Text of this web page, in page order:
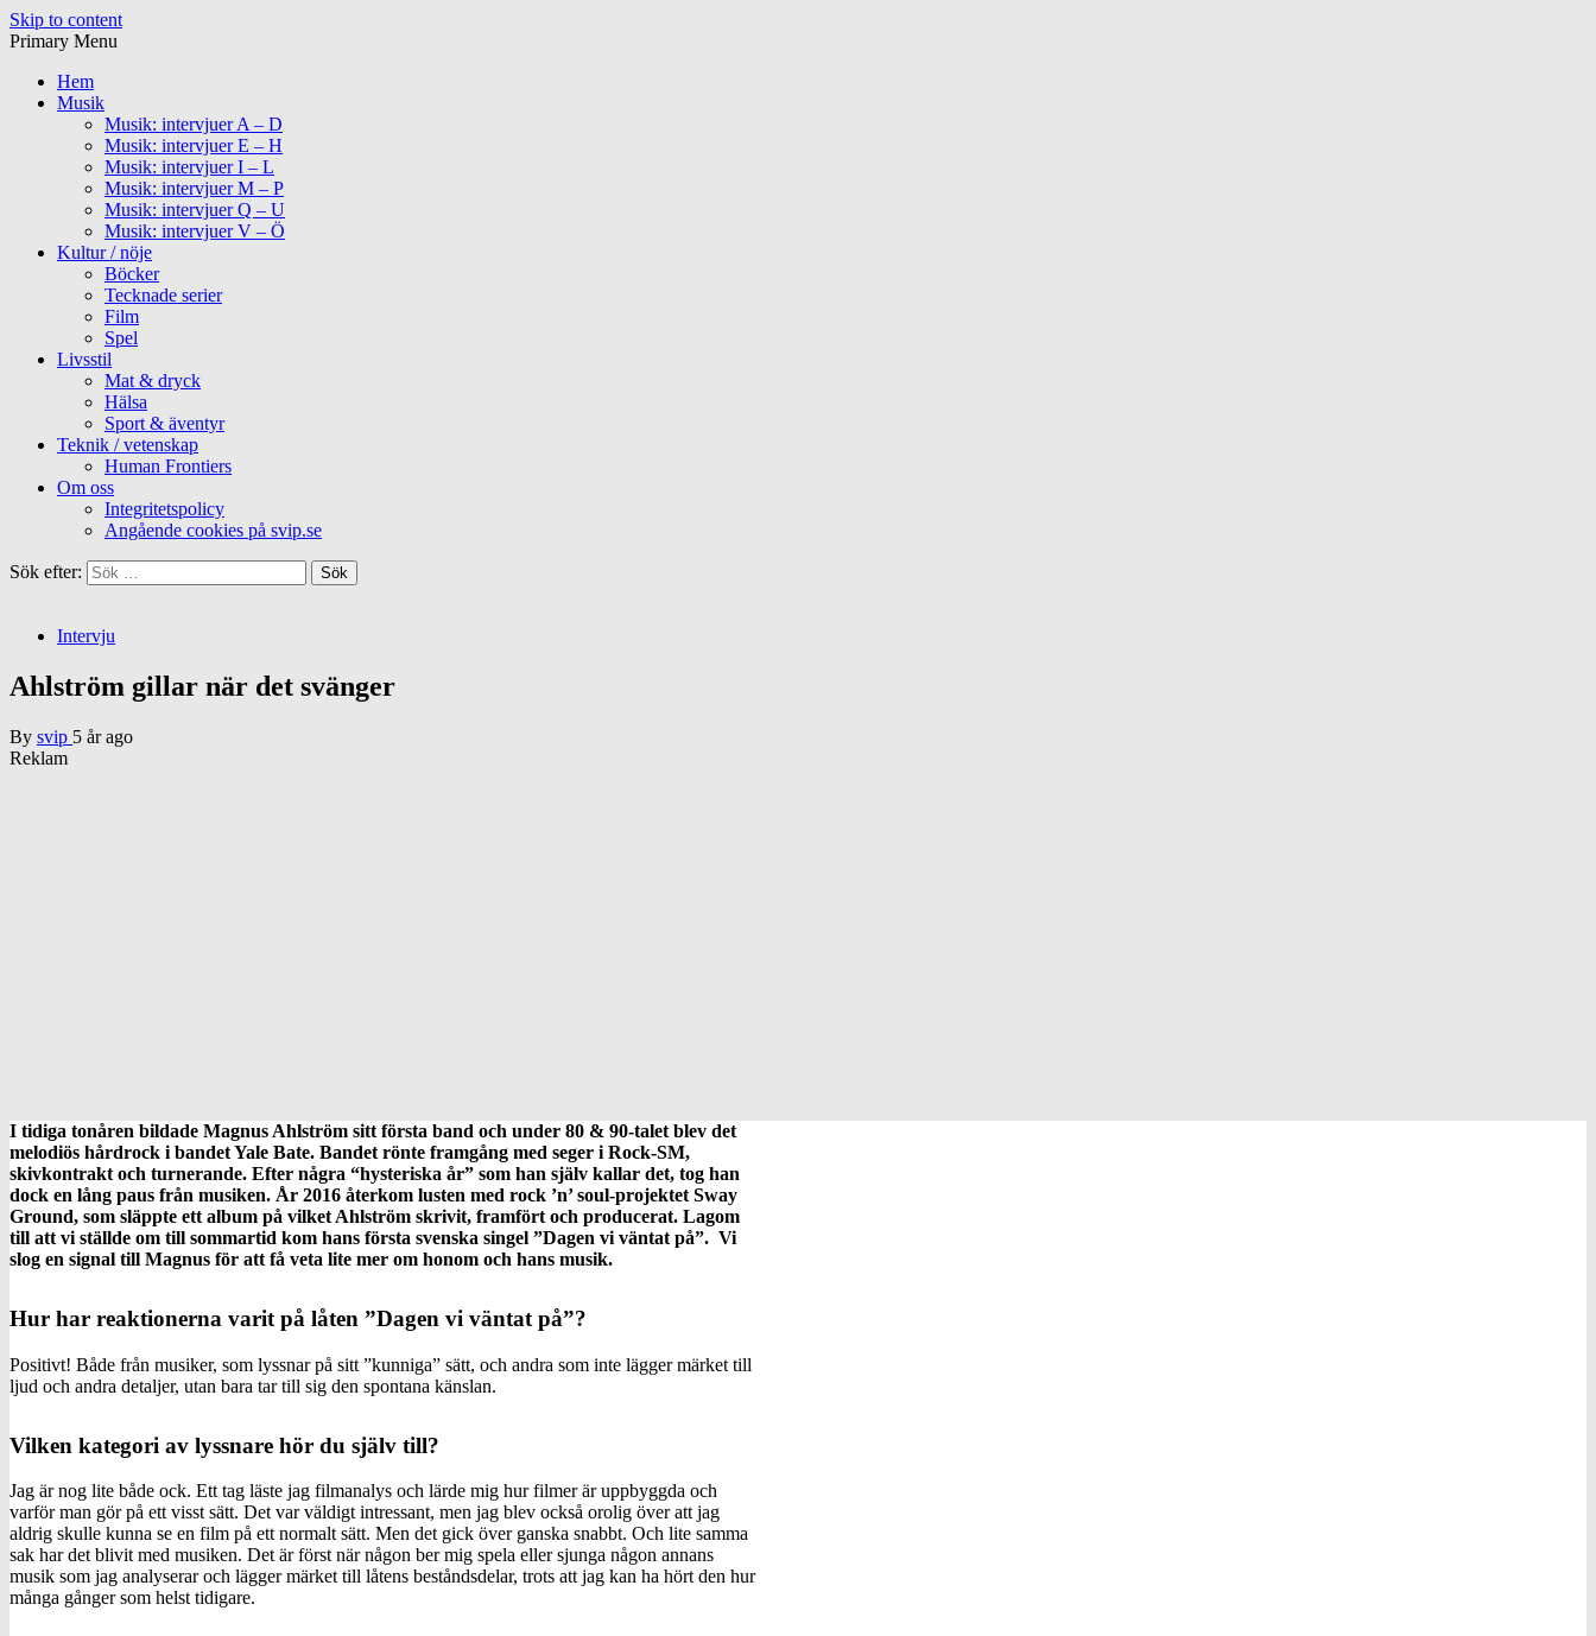
Skip to content
Primary Menu
Hem
Musik
Musik: intervjuer A – D
Musik: intervjuer E – H
Musik: intervjuer I – L
Musik: intervjuer M – P
Musik: intervjuer Q – U
Musik: intervjuer V – Ö
Kultur / nöje
Böcker
Tecknade serier
Film
Spel
Livsstil
Mat & dryck
Hälsa
Sport & äventyr
Teknik / vetenskap
Human Frontiers
Om oss
Integritetspolicy
Angående cookies på svip.se
Sök efter:
Intervju
Ahlström gillar när det svänger
By svip 5 år ago
Reklam
I tidiga tonåren bildade Magnus Ahlström sitt första band och under 80 & 90-talet blev det
melodiös hårdrock i bandet Yale Bate. Bandet rönte framgång med seger i Rock-SM,
skivkontrakt och turnerande. Efter några “hysteriska år” som han själv kallar det, tog han
dock en lång paus från musiken. År 2016 återkom lusten med rock ’n’ soul-projektet Sway
Ground, som släppte ett album på vilket Ahlström skrivit, framfört och producerat. Lagom
till att vi ställde om till sommartid kom hans första svenska singel ”Dagen vi väntat på”. Vi
slog en signal till Magnus för att få veta lite mer om honom och hans musik.
Hur har reaktionerna varit på låten ”Dagen vi väntat på”?
Positivt! Både från musiker, som lyssnar på sitt ”kunniga” sätt, och andra som inte lägger märket till
ljud och andra detaljer, utan bara tar till sig den spontana känslan.
Vilken kategori av lyssnare hör du själv till?
Jag är nog lite både ock. Ett tag läste jag filmanalys och lärde mig hur filmer är uppbyggda och
varför man gör på ett visst sätt. Det var väldigt intressant, men jag blev också orolig över att jag
aldrig skulle kunna se en film på ett normalt sätt. Men det gick över ganska snabbt. Och lite samma
sak har det blivit med musiken. Det är först när någon ber mig spela eller sjunga någon annans
musik som jag analyserar och lägger märket till låtens beståndsdelar, trots att jag kan ha hört den hur
många gånger som helst tidigare.